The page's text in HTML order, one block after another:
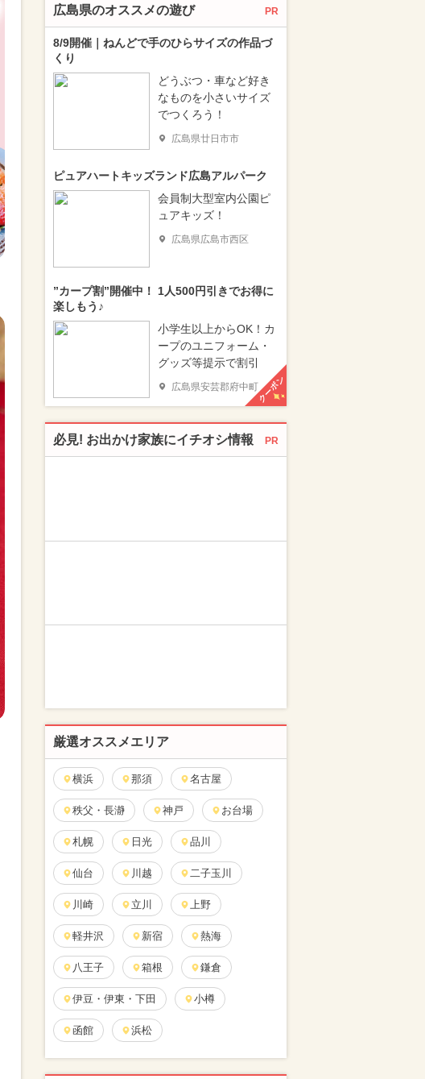
広島県のオススメの遊び PR
8/9開催｜ねんどで手のひらサイズの作品づ
くり
どうぶつ・車など好き
なものを小さいサイズ
でつくろう！
広島県廿日市市
ピュアハートキッズランド広島アルパーク
会員制大型室内公園ピ
ュアキッズ！
広島県広島市西区
”カープ割”開催中！ 1人500円引きでお得に
楽しもう♪
小学生以上からOK！カ
ープのユニフォーム・
グッズ等提示で割引
広島県安芸郡府中町クーポン
必見! お出かけ家族にイチオシ情報 PR
厳選オススメエリア
横浜 那須 名古屋
秩父・長瀞 神戸 お台場
札幌 日光 品川
仙台 川越 二子玉川
川崎 立川 上野
軽井沢 新宿 熱海
八王子 箱根 鎌倉
伊豆・伊東・下田 小樽
函館 浜松